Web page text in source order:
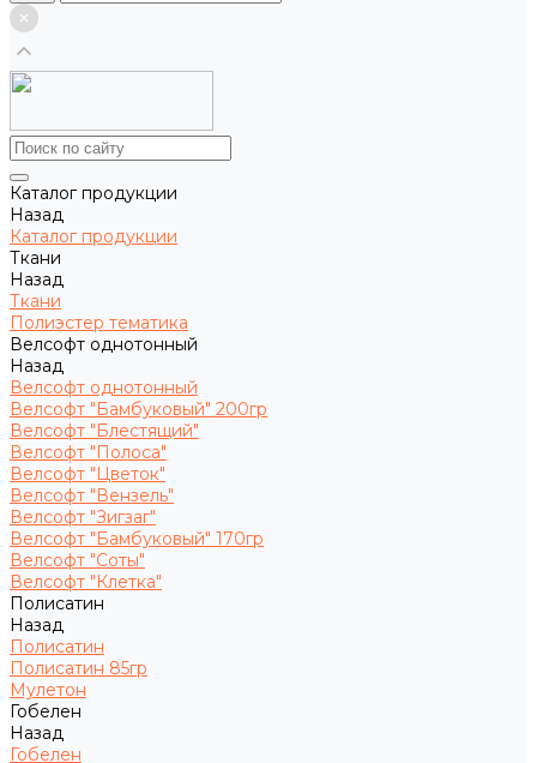
Каталог продукции
Назад
Каталог продукции
Ткани
Назад
Ткани
Полиэстер тематика
Велсофт однотонный
Назад
Велсофт однотонный
Велсофт "Бамбуковый" 200гр
Велсофт "Блестящий"
Велсофт "Полоса"
Велсофт "Цветок"
Велсофт "Вензель"
Велсофт "Зигзаг"
Велсофт "Бамбуковый" 170гр
Велсофт "Соты"
Велсофт "Клетка"
Полисатин
Назад
Полисатин
Полисатин 85гр
Мулетон
Гобелен
Назад
Гобелен